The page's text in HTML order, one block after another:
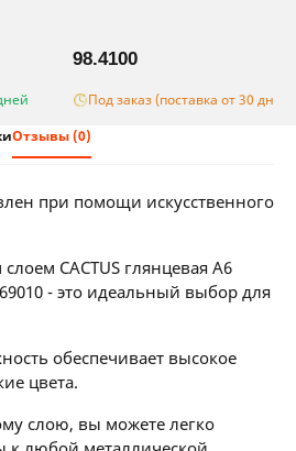
98.4100
Под заказ (поставка от 30 дней)
Отзывы (0)
при помощи искусственного
CACTUS глянцевая A6
- это идеальный выбор для
обеспечивает высокое
цвета.
слою, вы можете легко